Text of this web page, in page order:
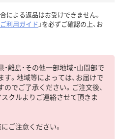
による返品はお受けできません。
ご利用ガイド 」を必ずご確認の上、お
離島・その他一部地域・山間部で
。地域等によっては、お届けで
でご了承ください。ご注文後、
クルよりご連絡させて頂きま
ご注意ください。